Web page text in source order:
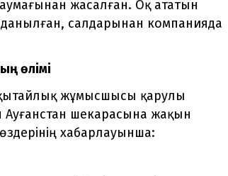
жасалған. Оқ ататын
салдарынан компанияда
өлімі
жұмысшысы қарулы
шекарасына жақын
хабарлауынша: